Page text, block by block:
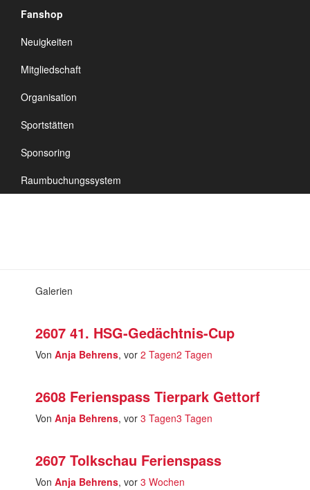
Fanshop
Neuigkeiten
Mitgliedschaft
Organisation
Sportstätten
Sponsoring
Raumbuchungssystem
TSV Vineta
Audorf
Galerien
2607 41. HSG-Gedächtnis-Cup
Von Anja Behrens, vor 2 Tagen2 Tagen
2608 Ferienspass Tierpark Gettorf
Von Anja Behrens, vor 3 Tagen3 Tagen
2607 Tolkschau Ferienspass
Von Anja Behrens, vor 3 Wochen